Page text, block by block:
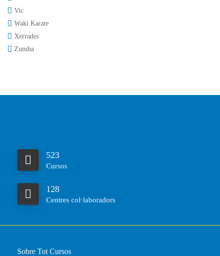
Vic
Waki Karate
Xerrades
Zumba
523
Cursos
128
Centres col·laboradors
Sobre Tot Cursos